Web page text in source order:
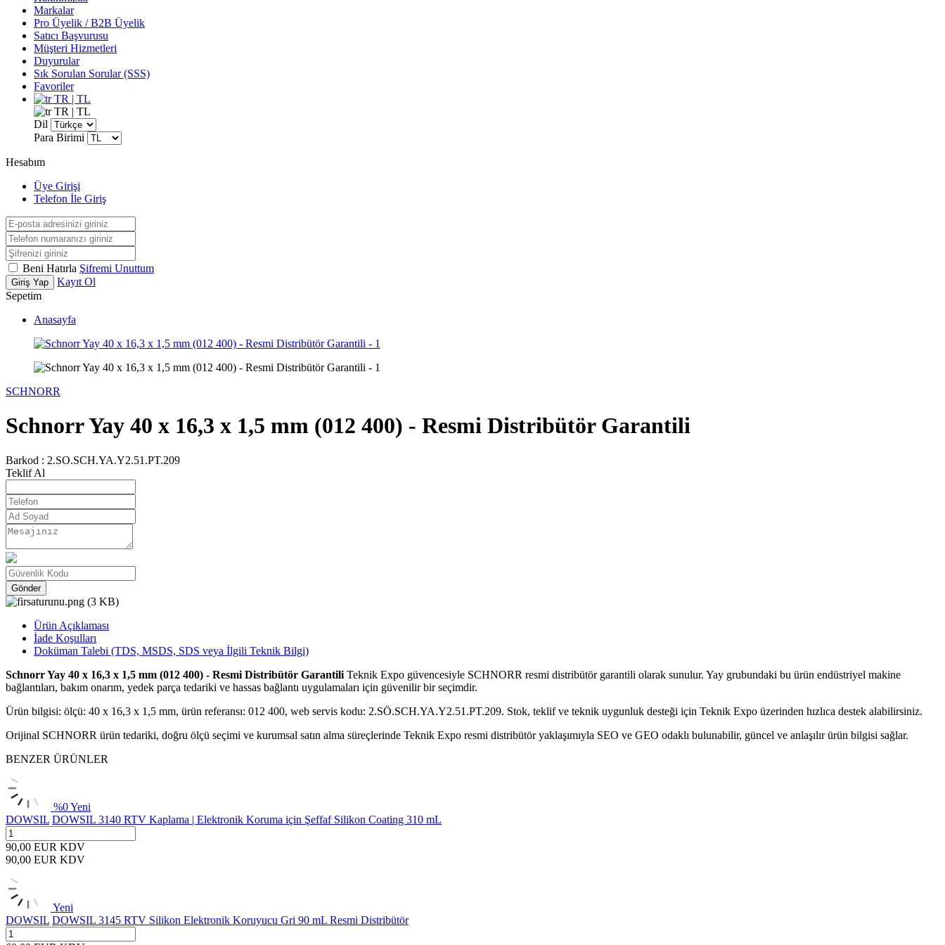
Markalar
Pro Üyelik / B2B Üyelik
Satıcı Başvurusu
Müşteri Hizmetleri
Duyurular
Sık Sorulan Sorular (SSS)
Favoriler
TR | TL
TR | TL
Dil
Para Birimi
Hesabım
Üye Girişi
Telefon İle Giriş
Beni Hatırla Şifremi Unuttum
Giriş Yap
Kayıt Ol
Sepetim
Anasayfa
SCHNORR
Schnorr Yay 40 x 16,3 x 1,5 mm (012 400) - Resmi Distribütör Garantili
Barkod : 2.SO.SCH.YA.Y2.51.PT.209
Teklif Al
Gönder
Ürün Açıklaması
İade Koşulları
Doküman Talebi (TDS, MSDS, SDS veya İlgili Teknik Bilgi)
Schnorr Yay 40 x 16,3 x 1,5 mm (012 400) - Resmi Distribütör Garantili Teknik Expo güvencesiyle SCHNORR resmi distribütör garantili olarak sunulur. Yay grubundaki bu ürün endüstriyel makine
bağlantıları, bakım onarım, yedek parça tedariki ve hassas bağlantı uygulamaları için güvenilir bir seçimdir.
Ürün bilgisi: ölçü: 40 x 16,3 x 1,5 mm, ürün referansı: 012 400, web servis kodu: 2.SÖ.SCH.YA.Y2.51.PT.209. Stok, teklif ve teknik uygunluk desteği için Teknik Expo üzerinden hızlıca destek alabilirsiniz.
Orijinal SCHNORR ürün tedariki, doğru ölçü seçimi ve kurumsal satın alma süreçlerinde Teknik Expo resmi distribütör yaklaşımıyla SEO ve GEO odaklı bulunabilir, güncel ve anlaşılır ürün bilgisi sağlar.
BENZER ÜRÜNLER
%0Yeni
DOWSIL DOWSIL 3140 RTV Kaplama | Elektronik Koruma için Şeffaf Silikon Coating 310 mL
90,00 EUR KDV
90,00 EUR KDV
Yeni
DOWSIL DOWSIL 3145 RTV Silikon Elektronik Koruyucu Gri 90 mL Resmi Distribütör